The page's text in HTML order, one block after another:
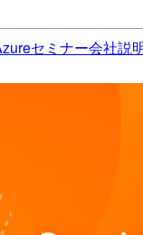
セミナー会社説